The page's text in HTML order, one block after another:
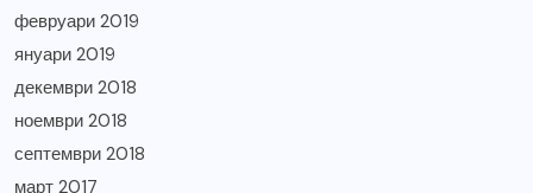
февруари 2019
януари 2019
декември 2018
ноември 2018
септември 2018
март 2017